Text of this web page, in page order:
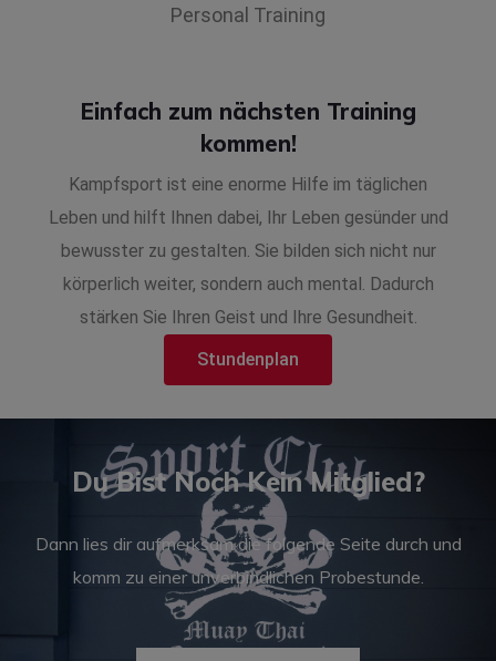
Personal Training
Einfach zum nächsten Training
kommen!
Kampfsport ist eine enorme Hilfe im täglichen
Leben und hilft Ihnen dabei, Ihr Leben gesünder und
bewusster zu gestalten. Sie bilden sich nicht nur
körperlich weiter, sondern auch mental. Dadurch
stärken Sie Ihren Geist und Ihre Gesundheit.
Stundenplan
Du Bist Noch Kein Mitglied?
Dann lies dir aufmerksam die folgende Seite durch und
komm zu einer unverbindlichen Probestunde.